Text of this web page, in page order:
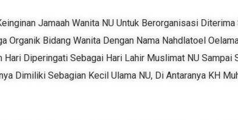
Jamaah Wanita NU Untuk Berorganisasi Diterima
Organik Bidang Wanita Dengan Nama Nahdlatoel
Diperingati Sebagai Hari Lahir Muslimat NU Sampai
Dimiliki Sebagian Kecil Ulama NU, Di Antaranya KH